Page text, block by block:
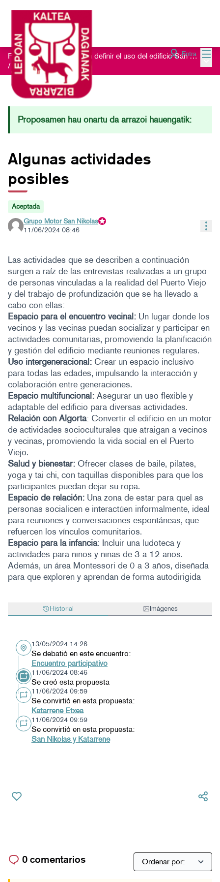
Entra
Proceso de escucha para definir el uso del edificio San Nikolas 23
/ Ideas recibidas
Proposamen hau onartu da arrazoi hauengatik:
Algunas actividades
posibles
Aceptada
Grupo Motor San Nikolas
11/06/2024 08:46
Las actividades que se describen a continuación
surgen a raíz de las entrevistas realizadas a un grupo
de personas vinculadas a la realidad del Puerto Viejo
y del trabajo de profundización que se ha llevado a
cabo con ellas:
Espacio para el encuentro vecinal: Un lugar donde los
vecinos y las vecinas puedan socializar y participar en
actividades comunitarias, promoviendo la planificación
y gestión del edificio mediante reuniones regulares.
Uso intergeneracional: Crear un espacio inclusivo
para todas las edades, impulsando la interacción y
colaboración entre generaciones.
Espacio multifuncional: Asegurar un uso flexible y
adaptable del edificio para diversas actividades.
Relación con Algorta: Convertir el edificio en un motor
de actividades socioculturales que atraigan a vecinos
y vecinas, promoviendo la vida social en el Puerto
Viejo.
Salud y bienestar: Ofrecer clases de baile, pilates,
yoga y tai chi, con taquillas disponibles para que los
participantes puedan dejar su ropa.
Espacio de relación: Una zona de estar para quel as
personas socialicen e interactúen informalmente, ideal
para reuniones y conversaciones espontáneas, que
refuercen los vínculos comunitarios.
Espacio para la infancia: Incluir una ludoteca y
actividades para niños y niñas de 3 a 12 años.
Además, un área Montessori de 0 a 3 años, diseñada
para que exploren y aprendan de forma autodirigida
Historial Imágenes
13/05/2024 14:26
Se debatió en este encuentro:
Encuentro participativo
11/06/2024 08:46
Se creó esta propuesta
11/06/2024 09:59
Se convirtió en esta propuesta:
Katarrene Etxea
11/06/2024 09:59
Se convirtió en esta propuesta:
San Nikolas y Katarrene
0 comentarios